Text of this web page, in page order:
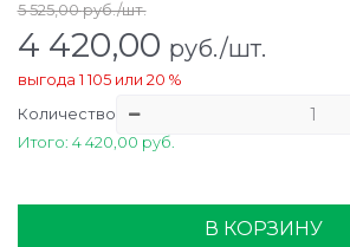
5 525,00руб./шт.
4 420,00 руб./шт.
выгода 1 105или 20 %
Количество
Итого: 4 420,00 руб.
В КОРЗИНУ